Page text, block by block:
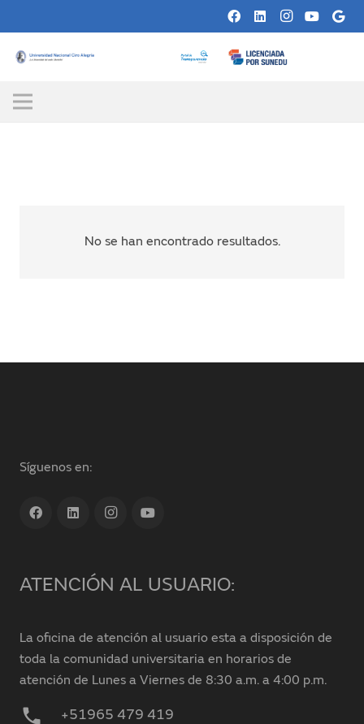
No se han encontrado resultados.
Síguenos en:
ATENCIÓN AL USUARIO:
La oficina de atención al usuario esta a disposición de
toda la comunidad universitaria en horarios de
atención de Lunes a Viernes de 8:30 a.m. a 4:00 p.m.
phone +51965 479 419